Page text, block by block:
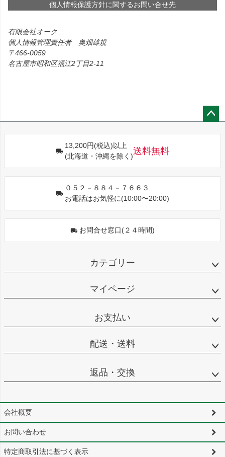
個人情報保護方針に関するお問い合せ先
有限会社オーク
個人情報管理責任者 奥畑雄規
466-0059
名古屋市昭和区福江2丁目2-11
13,200円(税込)以上
(北海道・沖縄を除く)
送料無料
０５２－８８４－７６６３
お電話はお気軽に(10:00〜20:00)
お問合せ窓口(２４時間)
カテゴリー
マイページ
お支払い
配送・送料
返品・交換
会社概要
お問い合わせ
特定商取引法に基づく表示